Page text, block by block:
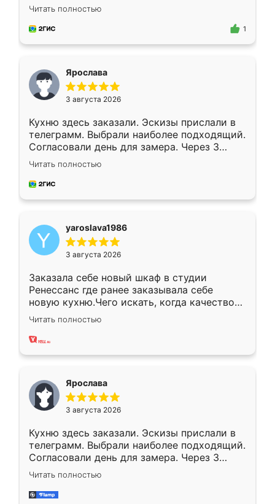
короткие сроки изготовления. Приехавший
для замера сотрудник Владислав
предложил по моему эскизу самый
Читать полностью
1
Ярослава
3 августа 2026
Кухню здесь заказали. Эскизы прислали в
телеграмм. Выбрали наиболее подходящий.
Согласовали день для замера. Через 3
недели кухня была уже готова. Остались
довольны работой. Спасибо Ренессанс
мебель за качественную работу!
Читать полностью
yaroslava1986
3 августа 2026
Заказала себе новый шкаф в студии
Ренессанс где ранее заказывала себе
новую кухню.Чего искать, когда качеством
вполне довольна. Служит кухня уже почти
два года, нареканий нет.
Читать полностью
Ярослава
3 августа 2026
Кухню здесь заказали. Эскизы прислали в
телеграмм. Выбрали наиболее подходящий.
Согласовали день для замера. Через 3
недели кухня была уже готова. Остались
довольны работой. Спасибо Ренессанс
мебель за качественную работу!
Читать полностью